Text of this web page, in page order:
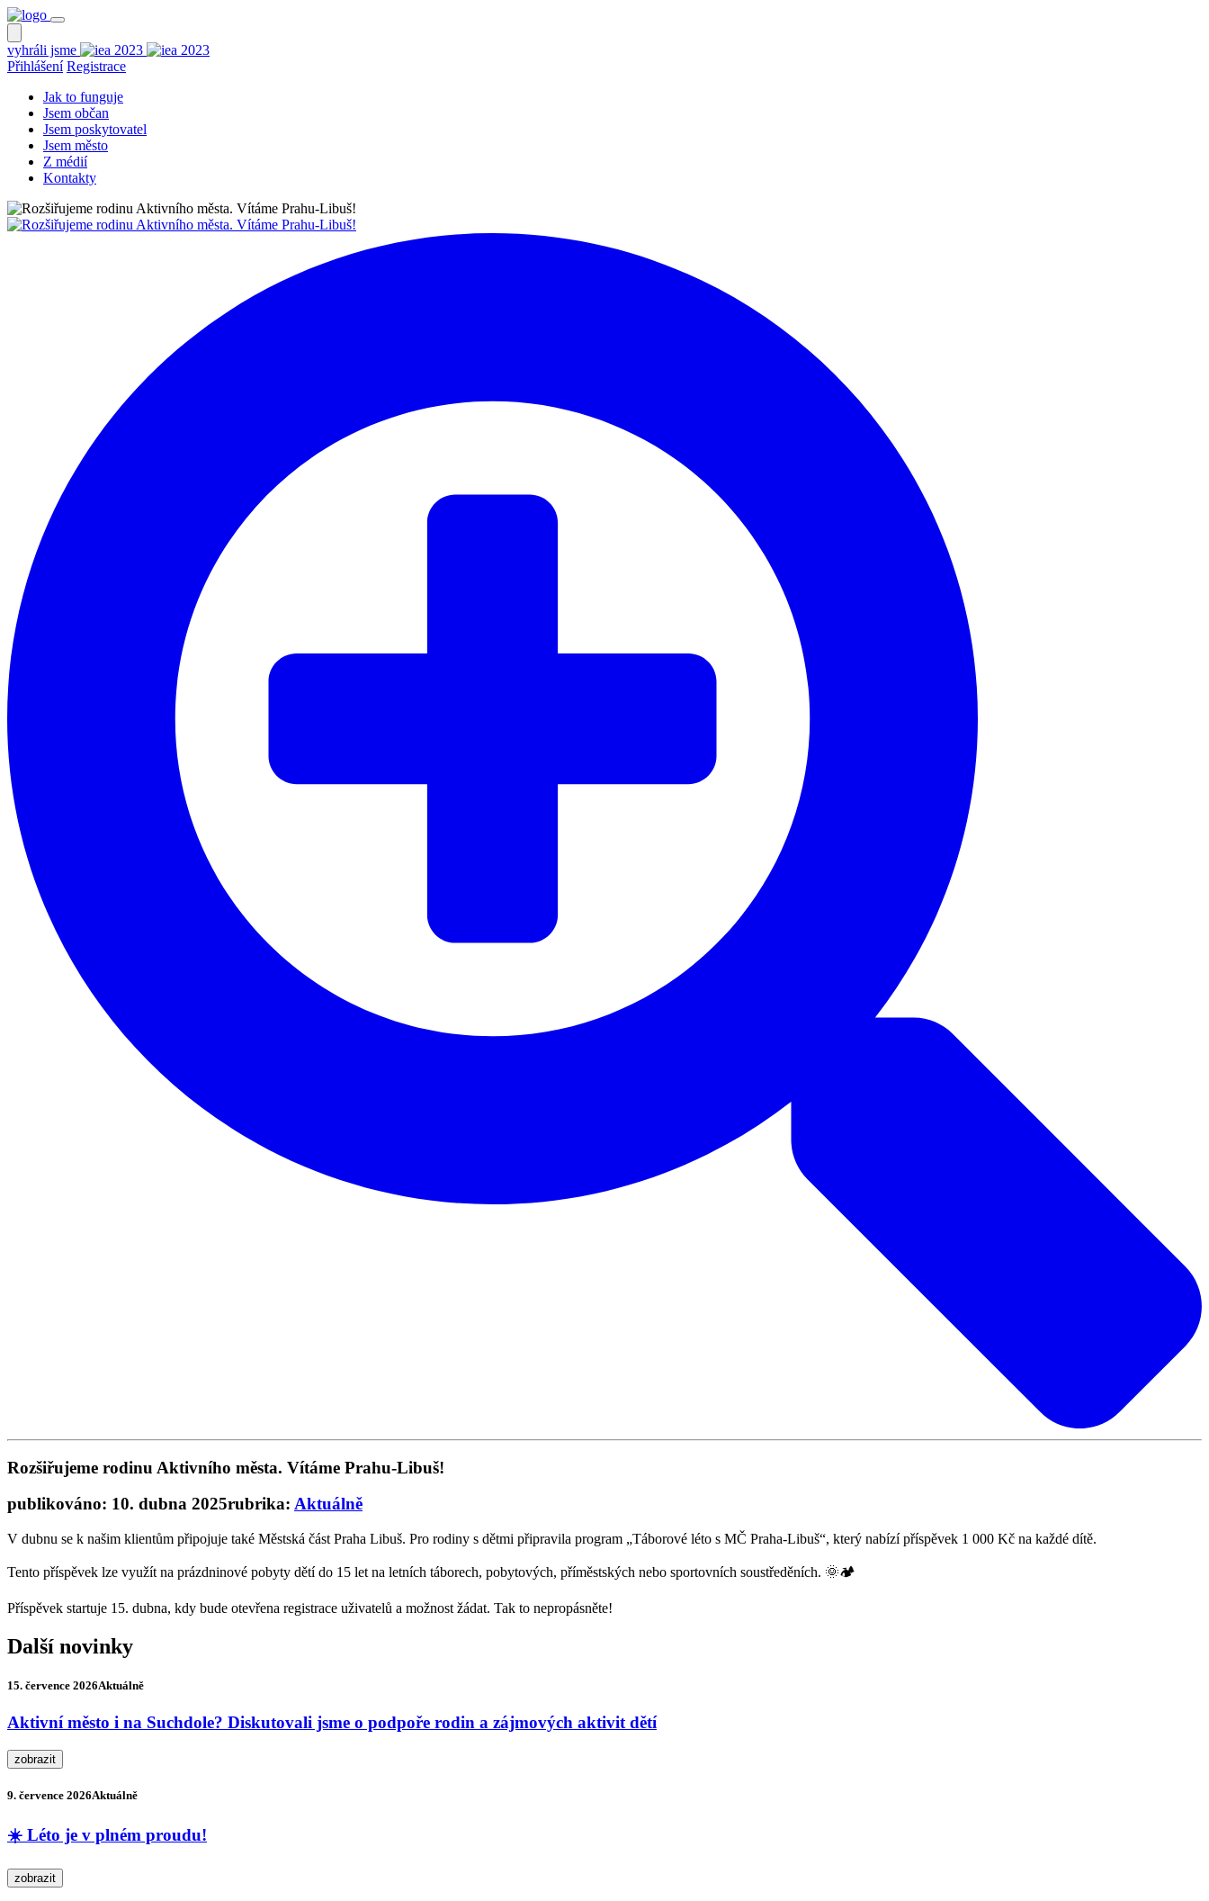
vyhráli jsme
Přihlášení Registrace
Jak to funguje
Jsem občan
Jsem poskytovatel
Jsem město
Z médií
Kontakty
Rozšiřujeme rodinu Aktivního města. Vítáme Prahu-Libuš!
publikováno: 10. dubna 2025rubrika: Aktuálně
V dubnu se k našim klientům připojuje také Městská část Praha Libuš. Pro rodiny s dětmi připravila program „Táborové léto s MČ Praha-Libuš“, který nabízí příspěvek 1 000 Kč na každé dítě.
Tento příspěvek lze využít na prázdninové pobyty dětí do 15 let na letních táborech, pobytových, příměstských nebo sportovních soustředěních. 🌞🏕️
Příspěvek startuje 15. dubna, kdy bude otevřena registrace uživatelů a možnost žádat. Tak to nepropásněte!
Další novinky
15. července 2026Aktuálně
Aktivní město i na Suchdole? Diskutovali jsme o podpoře rodin a zájmových aktivit dětí
zobrazit
9. července 2026Aktuálně
☀️ Léto je v plném proudu!
zobrazit